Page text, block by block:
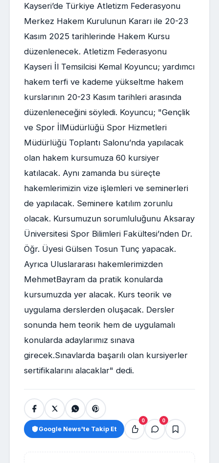
Kayseri’de Türkiye Atletizm Federasyonu
Merkez Hakem Kurulunun Kararı ile 20-23
Kasım 2025 tarihlerinde Hakem Kursu
düzenlenecek. Atletizm Federasyonu
Kayseri İl Temsilcisi Kemal Koyuncu; yardımcı
hakem terfi ve kademe yükseltme hakem
kurslarının 20-23 Kasım tarihleri arasında
düzenleneceğini söyledi. Koyuncu; "Gençlik
ve Spor İlMüdürlüğü Spor Hizmetleri
Müdürlüğü Toplantı Salonu’nda yapılacak
olan hakem kursumuza 60 kursiyer
katılacak. Aynı zamanda bu süreçte
hakemlerimizin vize işlemleri ve seminerleri
de yapılacak. Seminere katılım zorunlu
olacak. Kursumuzun sorumluluğunu Aksaray
Üniversitesi Spor Bilimleri Fakültesi’nden Dr.
Öğr. Üyesi Gülsen Tosun Tunç yapacak.
Ayrıca Uluslararası hakemlerimizden
MehmetBayram da pratik konularda
kursumuzda yer alacak. Kurs teorik ve
uygulama derslerden oluşacak. Dersler
sonunda hem teorik hem de uygulamalı
konularda adaylarımız sınava
girecek.Sınavlarda başarılı olan kursiyerler
sertifikalarını alacaklar" dedi.
Google News'te Takip Et
0 0